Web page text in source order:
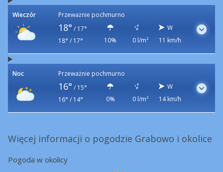
Wieczór Przeważnie pochmurno
18° / 17°
18° / 17°
10% 0 l/m²
W
11 km/h
Noc Przeważnie pochmurno
16° / 15°
16° / 14°
0% 0 l/m²
W
14 km/h
Więcej informacji o pogodzie Grabowo i okolice
Pogoda w okolicy